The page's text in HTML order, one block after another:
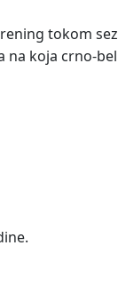
tokom
na koja crno-